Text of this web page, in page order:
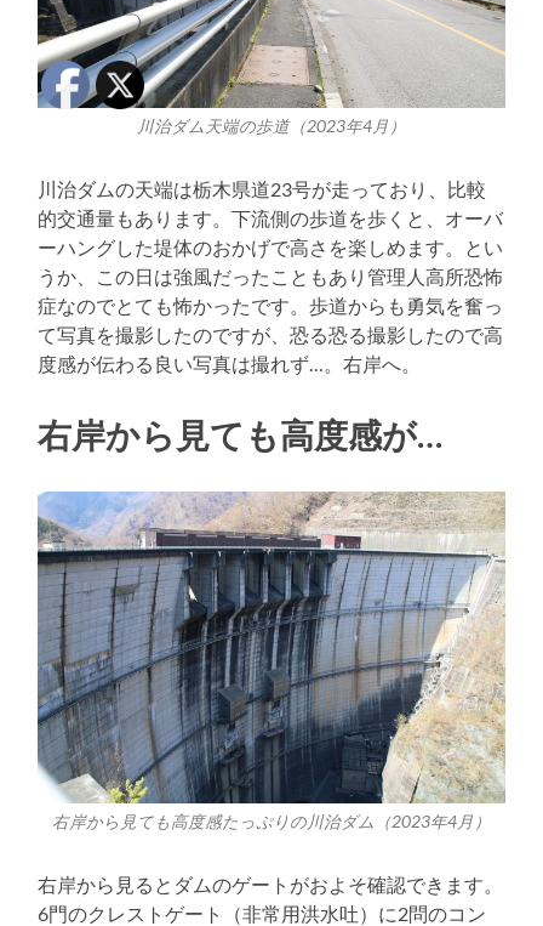
川治ダム天端の歩道（2023年4月）
川治ダムの天端は栃木県道23号が走っており、比較
的交通量もあります。下流側の歩道を歩くと、オーバ
ーハングした堤体のおかげで高さを楽しめます。とい
うか、この日は強風だったこともあり管理人高所恐怖
症なのでとても怖かったです。歩道からも勇気を奮っ
て写真を撮影したのですが、恐る恐る撮影したので高
度感が伝わる良い写真は撮れず…。右岸へ。
右岸から見ても高度感が…
右岸から見ても高度感たっぷりの川治ダム（2023年4月）
右岸から見るとダムのゲートがおよそ確認できます。
6門のクレストゲート（非常用洪水吐）に2問のコン